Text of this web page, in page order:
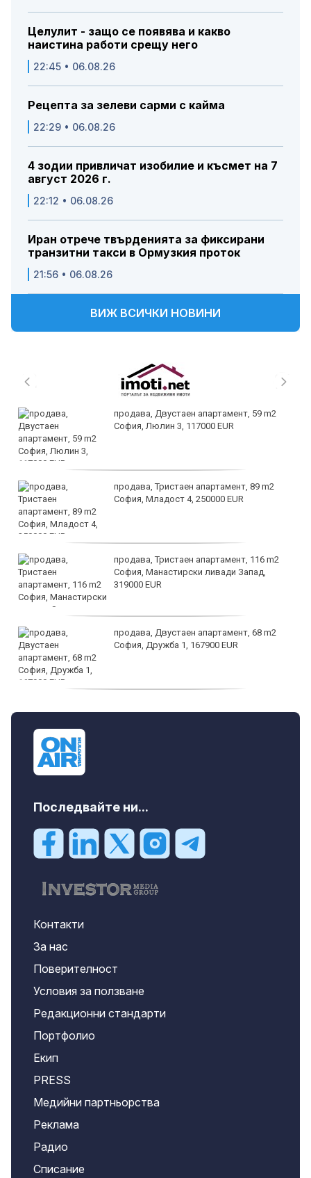
Целулит - защо се появява и какво
наистина работи срещу него
22:45 • 06.08.26
Рецепта за зелеви сарми с кайма
22:29 • 06.08.26
4 зодии привличат изобилие и късмет на 7
август 2026 г.
22:12 • 06.08.26
Иран отрече твърденията за фиксирани
транзитни такси в Ормузкия проток
21:56 • 06.08.26
ВИЖ ВСИЧКИ НОВИНИ
продава, Двустаен апартамент, 59 m2
София, Люлин 3, 117000 EUR
продава, Тристаен апартамент, 89 m2
София, Младост 4, 250000 EUR
продава, Тристаен апартамент, 116 m2
София, Манастирски ливади Запад,
319000 EUR
продава, Двустаен апартамент, 68 m2
София, Дружба 1, 167900 EUR
Последвайте ни...
Контакти
За нас
Поверителност
Условия за ползване
Редакционни стандарти
Портфолио
Екип
PRESS
Медийни партньорства
Реклама
Радио
Списание